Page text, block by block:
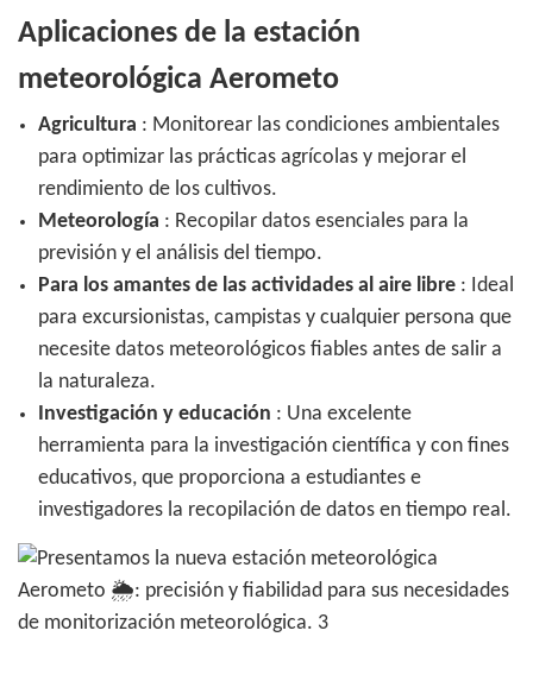
Aplicaciones de la estación
meteorológica Aerometo
Agricultura : Monitorear las condiciones ambientales
para optimizar las prácticas agrícolas y mejorar el
rendimiento de los cultivos.
Meteorología : Recopilar datos esenciales para la
previsión y el análisis del tiempo.
Para los amantes de las actividades al aire libre: Ideal
para excursionistas, campistas y cualquier persona que
necesite datos meteorológicos fiables antes de salir a
la naturaleza.
Investigación y educación : Una excelente
herramienta para la investigación científica y con fines
educativos, que proporciona a estudiantes e
investigadores la recopilación de datos en tiempo real.